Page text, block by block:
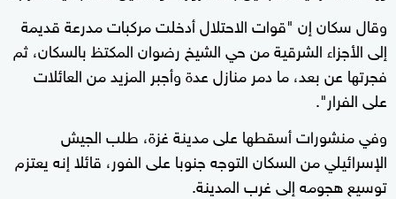
وقال سكان إن "قوات الاحتلال أدخلت مركبات مدرعة قديمة
إلى الأجزاء الشرقية من حي الشيخ رضوان المكتظ بالسكان، ثم
فجرتها عن بعد، ما دمر منازل عدة وأجبر المزيد من العائلات
على الفرار".
وفي منشورات أسقطها على مدينة غزة، طلب الجيش
الإسرائيلي من السكان التوجه جنوبا على الفور، قائلا إنه يعتزم
توسيع هجومه إلى غرب المدينة.